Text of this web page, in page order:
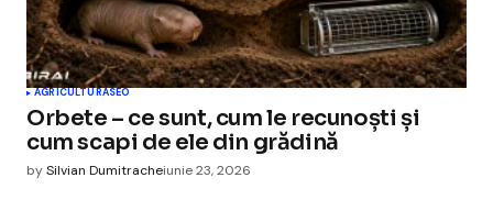
AGRICULTURASEO
Orbete – ce sunt, cum le recunoști și
cum scapi de ele din grădină
bySilvian Dumitracheiunie 23, 2026